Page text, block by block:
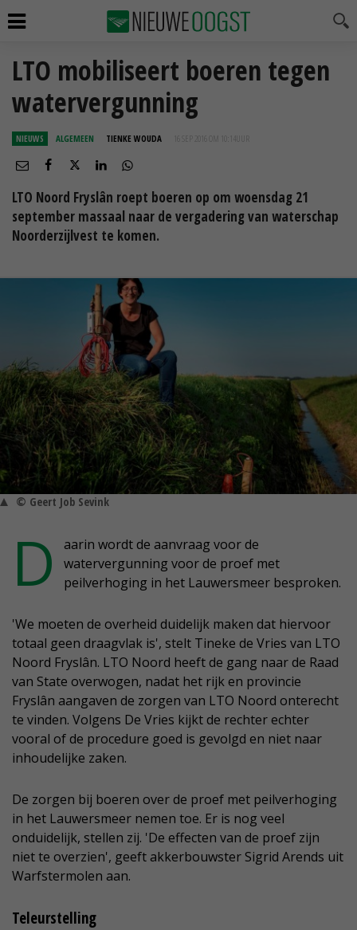
LTO mobiliseert boeren tegen
watervergunning
NIEUWS ALGEMEEN TIENKE WOUDA 16 SEP 2016 OM 10:14
LTO Noord Fryslân roept boeren op om woensdag 21
september massaal naar de vergadering van waterschap
Noorderzijlvest te komen.
© Geert Job Sevink
D
aarin wordt de aanvraag voor de
watervergunning voor de proef met
peilverhoging in het Lauwersmeer besproken.
'We moeten de overheid duidelijk maken dat hiervoor
totaal geen draagvlak is', stelt Tineke de Vries van LTO
Noord Fryslân. LTO Noord heeft de gang naar de Raad
van State overwogen, nadat het rijk en provincie
Fryslân aangaven de zorgen van LTO Noord onterecht
te vinden. Volgens De Vries kijkt de rechter echter
vooral of de procedure goed is gevolgd en niet naar
inhoudelijke zaken.
De zorgen bij boeren over de proef met peilverhoging
in het Lauwersmeer nemen toe. Er is nog veel
onduidelijk, stellen zij. 'De effecten van de proef zijn
niet te overzien', geeft akkerbouwster Sigrid Arends uit
Warfstermolen aan.
Teleurstelling